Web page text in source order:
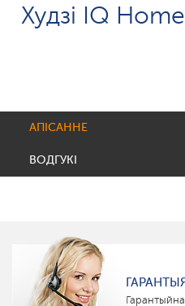
Худзі IQ Home
АПІСАННЕ
ВОДГУКІ